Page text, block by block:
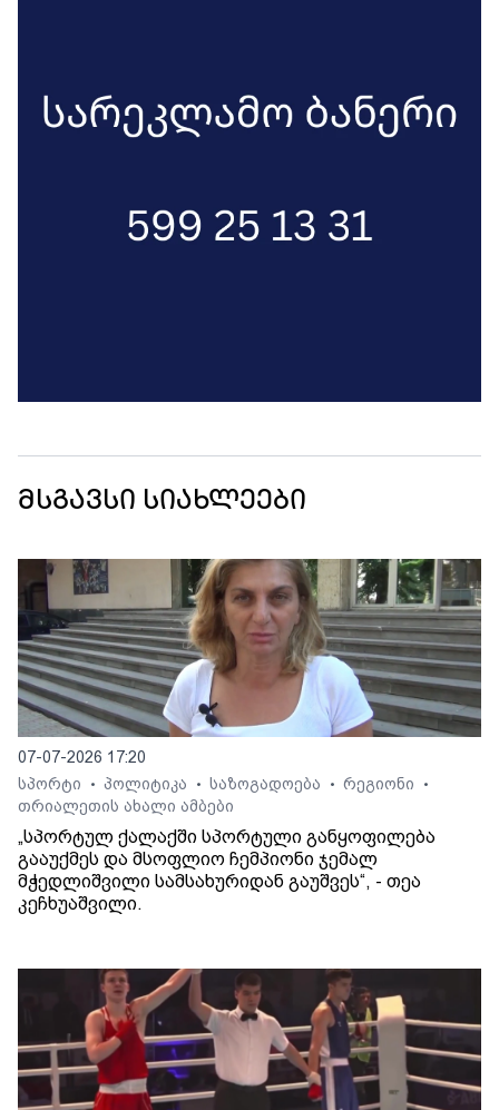
მსგავსი სიახლეები
07-07-2026 17:20
სპორტი
• პოლიტიკა • საზოგადოება • რეგიონი •
თრიალეთის ახალი ამბები
„სპორტულ ქალაქში სპორტული განყოფილება
გააუქმეს და მსოფლიო ჩემპიონი ჯემალ
მჭედლიშვილი სამსახურიდან გაუშვეს“, - თეა
კეჩხუაშვილი.